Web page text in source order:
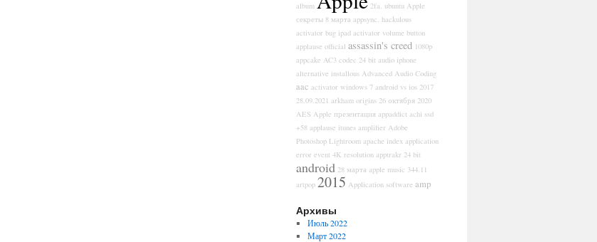
album 2fa. ubuntu Apple
секреты 8 марта appsync. hackulous
activator bug ipad activator volume button
applause official assassin's creed 1080p
appcake AC3 codec 24 bit audio iphone
alternative installous Advanced Audio Coding
aac activator windows 7 android vs ios 2017
28.09.2021 arkham origins 26 октября 2020
AES Apple презентация appaddict achi ssd
+58 applause itunes amplifier Adobe
Photoshop Lightroom apache index application
error event 4K resolution apptrakr 24 bit
android 28 марта apple music 344.11
artpop 2015 Application software amp
Архивы
Июль 2022
Март 2022